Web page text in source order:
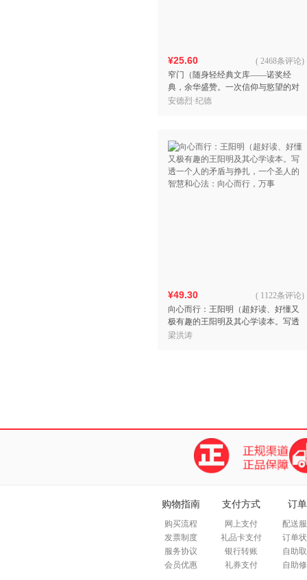
¥25.60
窄门（随身轻经典文库——诺奖经
典，余华盛赞。一次信仰与慾望的对
抗撕扯，一段柏拉图爱情的曼妙绝
( 2468条评论)
安德烈·纪德
¥49.30
向心而行：王阳明（超好读、好懂又
极有趣的王阳明及其心学读本。写透
一个人的矛盾与挣扎，一个圣人的智
( 1122条评论)
梁洪涛
购物指南
购买流程
发票制度
服务协议
会员优惠
支付方式
网上支付
礼品卡支付
银行转账
礼券支付
订
配送
订单
自助
自助